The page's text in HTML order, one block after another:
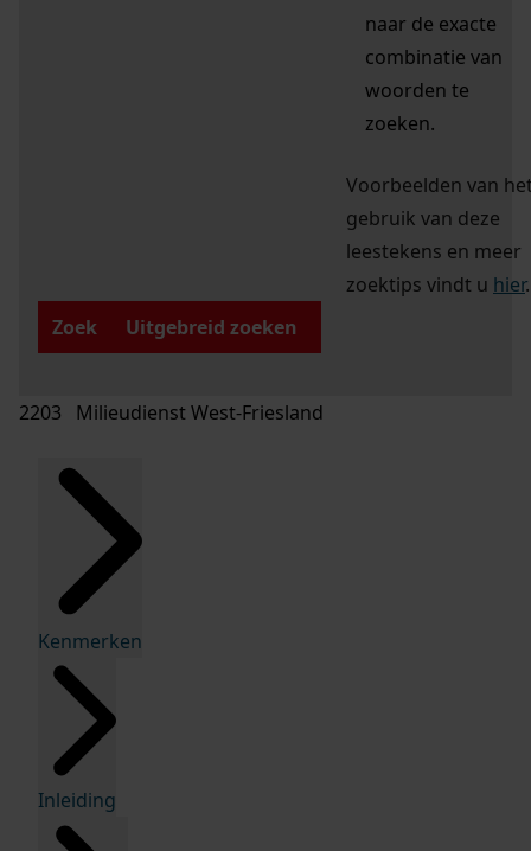
naar de exacte
combinatie van
woorden te
zoeken.
Voorbeelden van
gebruik van deze
leestekens en meer
zoektips vindt u hier.
Zoek
Uitgebreid zoeken
2203 Milieudienst West-Friesland
Kenmerken
Inleiding